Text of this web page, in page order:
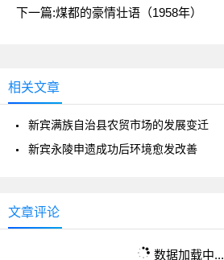
下一篇:煤都的豪情壮语（1958年）
相关文章
新宾满族自治县农贸市场的发展变迁
新宾永陵申遗成功后环境愈发改善
文章评论
数据加载中...